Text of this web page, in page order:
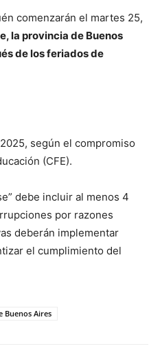
comenzarán el martes 25,
la provincia de Buenos
de los feriados de
según el compromiso
(CFE).
debe incluir al menos 4
por razones
deberán implementar
el cumplimiento del
Buenos Aires